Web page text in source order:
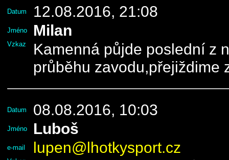
Datum 12.08.2016, 21:08
Jméno Milan
Vzkaz
Kamenná půjde poslední z
průběhu zavodu,přejiždime
Datum 08.08.2016, 10:03
Jméno Luboš
e-mail lupen@lhotkysport.cz